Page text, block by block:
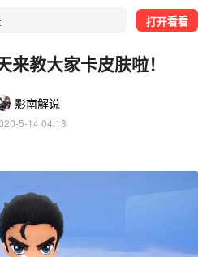
打开看看
来教大家卡皮肤啦！
影南解说
5-14 04:13